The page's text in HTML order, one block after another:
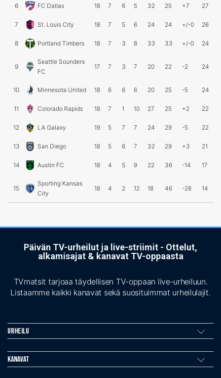
6 FC Dallas 18 7 6 5 32 25 +7 27
7 St. Louis City 18 7 5 6 24 24 +/-0 26
8 Portland Timbers 18 7 3 8 33 33 +/-0 24
9
Seattle Sounders
FC
17 7 3 7 20 22 -2 24
10 Minnesota United 18 6 6 6 20 25 -5 24
11 Colorado Rapids 18 7 1 10 27 25 +2 22
12 LA Galaxy 19 5 7 7 24 29 -5 22
13 San Diego 18 5 6 7 32 29 +3 21
14 Austin FC 18 4 5 9 22 36 -14 17
15
Sporting Kansas
City
18 4 2 12 18 46 -28 14
Päivän TV-urheilut ja live-striimit - Ottelut,
alkamisajat & kanavat TV-oppaasta
TVmatsit tarjoaa täydellisen TV-oppaan live-urheiluun.
Listaamme kaikki kanavat sekä suosituimmat urheilulajit.
Urheilu
Kanavat